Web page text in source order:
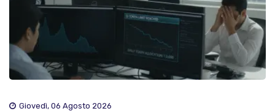
Giovedì, 06 Agosto 2026